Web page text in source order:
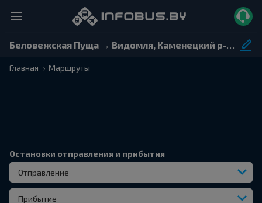
Беловежская Пуща → Видомля, Каменецкий р-н БРЕСТСКАЯ ОБЛ.
Главная Маршруты
Остановки отправления и прибытия
Отправление
Прибытие